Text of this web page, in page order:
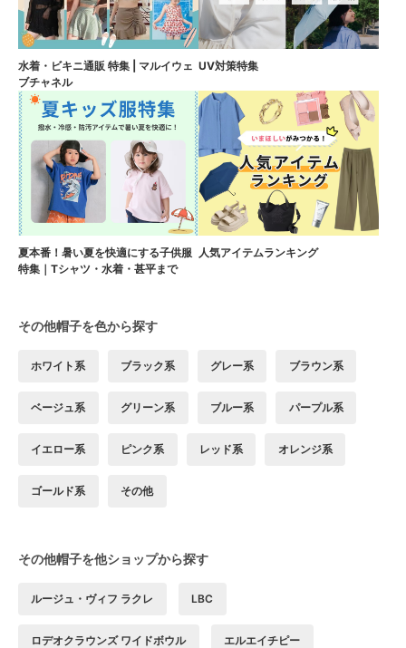
水着・ビキニ通販 特集 | マルイウェ
ブチャネル
UV対策特集
夏本番！暑い夏を快適にする子供服
特集｜Tシャツ・水着・甚平まで
人気アイテムランキング
その他帽子を色から探す
ホワイト系 ブラック系 グレー系 ブラウン系
ベージュ系 グリーン系 ブルー系 パープル系
イエロー系 ピンク系 レッド系 オレンジ系
ゴールド系 その他
その他帽子を他ショップから探す
ルージュ・ヴィフ ラクレ LBC
ロデオクラウンズ ワイドボウル エルエイチピー